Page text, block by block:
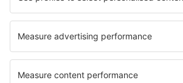
Hoteluri în Bayona Hoteluri în
Hoteluri în Winnenden Hoteluri în Liebenau